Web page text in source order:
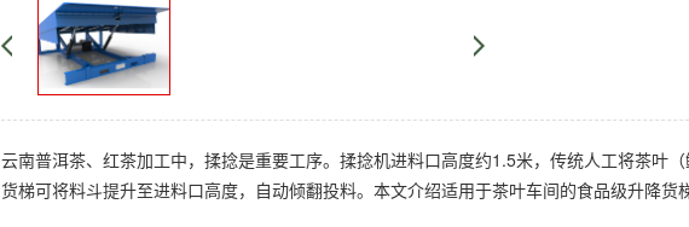
云南普洱茶、红茶加工中，揉捻是重要工序。揉捻机进料口高度约1.5米，传统人工将茶叶
货梯可将料斗提升至进料口高度，自动倾翻投料。本文介绍适用于茶叶车间的食品级升降货梯